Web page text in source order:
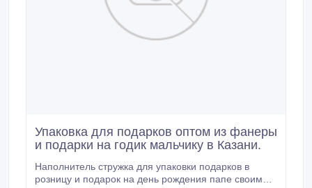
Упаковка для подарков оптом из фанеры
и подарки на годик мальчику в Казани.
Наполнитель стружка для упаковки подарков в
розницу и подарок на день рождения папе своими